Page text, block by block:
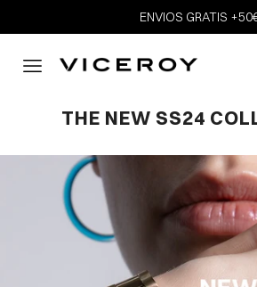
ENVIOS GRATIS
THE NEW SS24